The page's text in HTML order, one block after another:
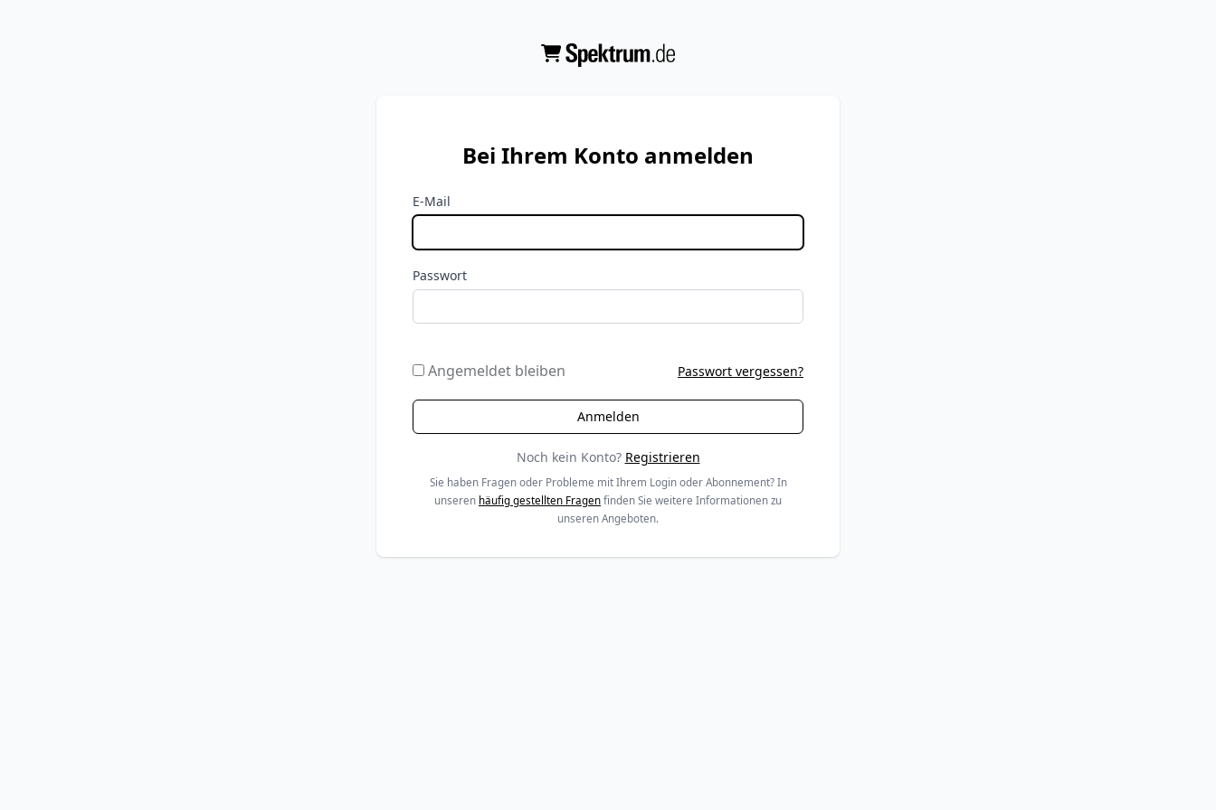
Bei Ihrem Konto anmelden
E-Mail
Passwort
Angemeldet bleiben Passwort vergessen?
Noch kein Konto? Registrieren
Sie haben Fragen oder Probleme mit Ihrem Login oder Abonnement? In
unseren häufig gestellten Fragen finden Sie weitere Informationen zu
unseren Angeboten.